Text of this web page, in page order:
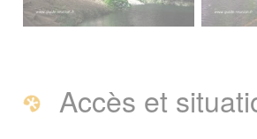
Accès et